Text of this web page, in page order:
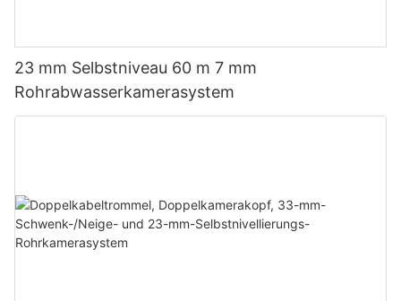
23 mm Selbstniveau 60 m 7 mm
Rohrabwasserkamerasystem